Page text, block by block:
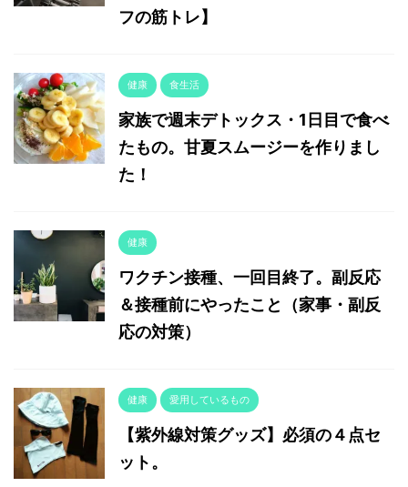
フの筋トレ】
健康 食生活
家族で週末デトックス・1日目で食べ
たもの。甘夏スムージーを作りまし
た！
健康
ワクチン接種、一回目終了。副反応
＆接種前にやったこと（家事・副反
応の対策）
健康 愛用しているもの
【紫外線対策グッズ】必須の４点セ
ット。